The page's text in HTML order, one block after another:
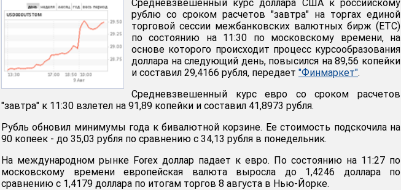
Средневзвешенный курс доллара США к российскому
рублю со сроком расчетов "завтра" на торгах единой
торговой сессии межбанковских валютных бирж (ETC)
по состоянию на 11:30 по московскому времени, на
основе которого происходит процесс курсообразования
доллара на следующий день, повысился на 89,56 копейки
и составил 29,4166 рубля, передает "Финмаркет".
Средневзвешенный курс евро со сроком расчетов
"завтра" к 11:30 взлетел на 91,89 копейки и составил 41,8973 рубля.
Рубль обновил минимумы года к бивалютной корзине. Ее стоимость подскочила на
90 копеек - до 35,03 рубля по сравнению с 34,13 рубля в понедельник.
На международном рынке Forex доллар падает к евро. По состоянию на 11:27 по
московскому времени европейская валюта выросла до 1,4246 доллара по
сравнению с 1,4179 доллара по итогам торгов 8 августа в Нью-Йорке.